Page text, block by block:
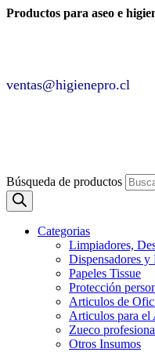
Productos para aseo e
ventas@higienepro.cl
Búsqueda de productos
Categorias
Limpiadores,
Dispensadores y
Papeles Tissue
Protección
Articulos de
Articulos para el
Zueco
Otros Insumos